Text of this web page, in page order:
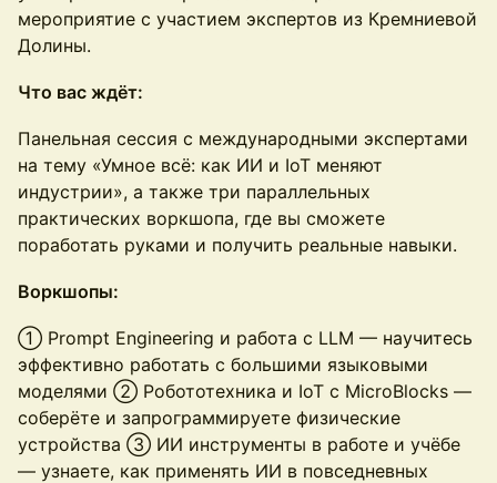
мероприятие с участием экспертов из Кремниевой
Долины.
Что вас ждёт:
Панельная сессия с международными экспертами
на тему «Умное всё: как ИИ и IoT меняют
индустрии», а также три параллельных
практических воркшопа, где вы сможете
поработать руками и получить реальные навыки.
Воркшопы:
① Prompt Engineering и работа с LLM — научитесь
эффективно работать с большими языковыми
моделями ② Робототехника и IoT с MicroBlocks —
соберёте и запрограммируете физические
устройства ③ ИИ инструменты в работе и учёбе
— узнаете, как применять ИИ в повседневных